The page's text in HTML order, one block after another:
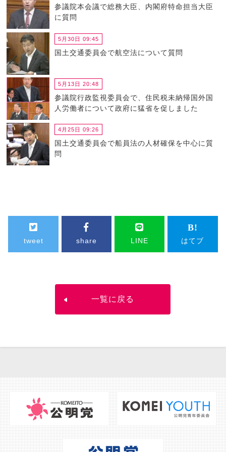
参議院本会議で総務大臣、内閣府特命担当大臣
に質問
5月30日 09:45
国土交通委員会で航空法について質問
5月13日 20:48
参議院行政監視委員会で、住民税未納帰国外国
人労働者について政府に猛省を促しました
4月25日 09:26
国土交通委員会で船員法の人材確保を中心に質
問
tweet share LINE はてブ
一覧に戻る